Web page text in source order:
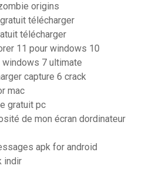
origins
télécharger
télécharger
11 pour windows 10
windows 7 ultimate
capture 6 crack
mac
gratuit pc
de mon écran dordinateur
apk for android
indir